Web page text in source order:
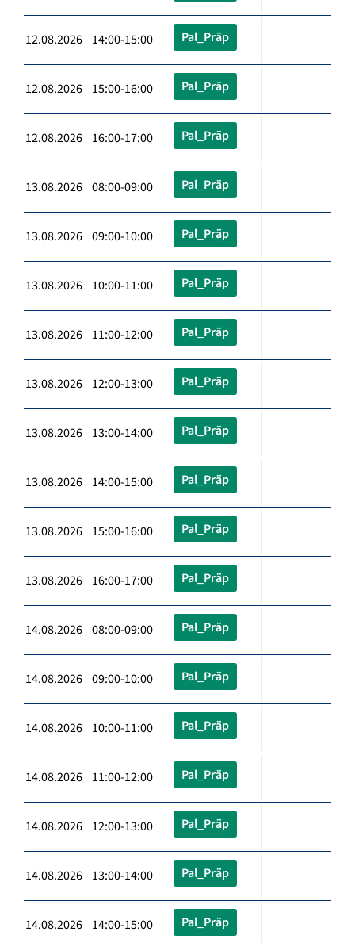
12.08.2026 14:00-15:00 Pal_Präp
12.08.2026 15:00-16:00 Pal_Präp
12.08.2026 16:00-17:00 Pal_Präp
13.08.2026 08:00-09:00 Pal_Präp
13.08.2026 09:00-10:00 Pal_Präp
13.08.2026 10:00-11:00 Pal_Präp
13.08.2026 11:00-12:00 Pal_Präp
13.08.2026 12:00-13:00 Pal_Präp
13.08.2026 13:00-14:00 Pal_Präp
13.08.2026 14:00-15:00 Pal_Präp
13.08.2026 15:00-16:00 Pal_Präp
13.08.2026 16:00-17:00 Pal_Präp
14.08.2026 08:00-09:00 Pal_Präp
14.08.2026 09:00-10:00 Pal_Präp
14.08.2026 10:00-11:00 Pal_Präp
14.08.2026 11:00-12:00 Pal_Präp
14.08.2026 12:00-13:00 Pal_Präp
14.08.2026 13:00-14:00 Pal_Präp
14.08.2026 14:00-15:00 Pal_Präp